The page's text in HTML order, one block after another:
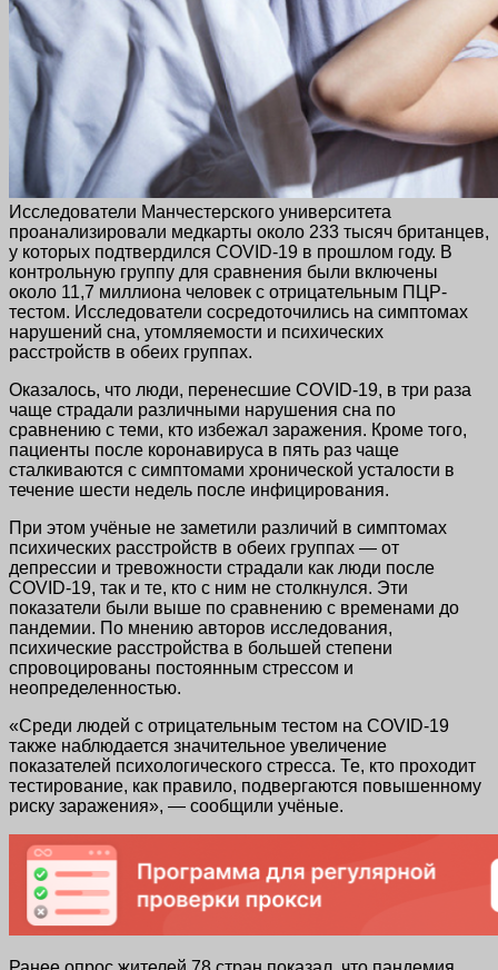
Исследователи Манчестерского университета
проанализировали медкарты около 233 тысяч британцев,
у которых подтвердился COVID-19 в прошлом году. В
контрольную группу для сравнения были включены
около 11,7 миллиона человек с отрицательным ПЦР-
тестом. Исследователи сосредоточились на симптомах
нарушений сна, утомляемости и психических
расстройств в обеих группах.
Оказалось, что люди, перенесшие COVID-19, в три раза
чаще страдали различными нарушения сна по
сравнению с теми, кто избежал заражения. Кроме того,
пациенты после коронавируса в пять раз чаще
сталкиваются с симптомами хронической усталости в
течение шести недель после инфицирования.
При этом учёные не заметили различий в симптомах
психических расстройств в обеих группах — от
депрессии и тревожности страдали как люди после
COVID-19, так и те, кто с ним не столкнулся. Эти
показатели были выше по сравнению с временами до
пандемии. По мнению авторов исследования,
психические расстройства в большей степени
спровоцированы постоянным стрессом и
неопределенностью.
«Среди людей с отрицательным тестом на COVID-19
также наблюдается значительное увеличение
показателей психологического стресса. Те, кто проходит
тестирование, как правило, подвергаются повышенному
риску заражения», — сообщили учёные.